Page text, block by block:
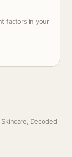
factors in your
Skincare, Decoded